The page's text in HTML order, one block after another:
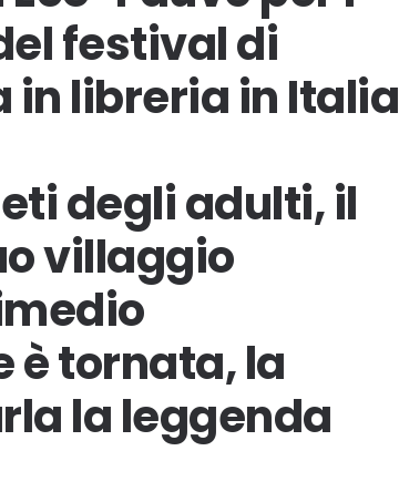
festival di
in libreria in Italia
degli adulti, il
villaggio
è tornata, la
la leggenda